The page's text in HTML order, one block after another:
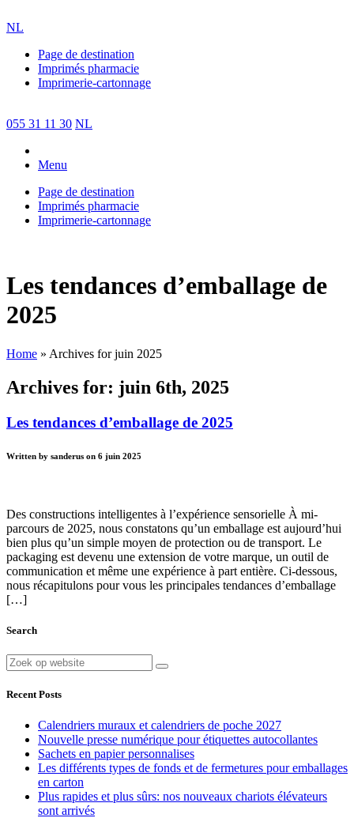
NL
Page de destination
Imprimés pharmacie
Imprimerie-cartonnage
055 31 11 30 NL
Menu
Page de destination
Imprimés pharmacie
Imprimerie-cartonnage
Les tendances d’emballage de
2025
Home » Archives for juin 2025
Archives for: juin 6th, 2025
Les tendances d’emballage de 2025
Written by sanderus on 6 juin 2025
Des constructions intelligentes à l’expérience sensorielle À mi-
parcours de 2025, nous constatons qu’un emballage est aujourd’hui
bien plus qu’un simple moyen de protection ou de transport. Le
packaging est devenu une extension de votre marque, un outil de
communication et même une expérience à part entière. Ci-dessous,
nous récapitulons pour vous les principales tendances d’emballage
[…]
Search
Recent Posts
Calendriers muraux et calendriers de poche 2027
Nouvelle presse numérique pour étiquettes autocollantes
Sachets en papier personnalises
Les différents types de fonds et de fermetures pour emballages
en carton
Plus rapides et plus sûrs: nos nouveaux chariots élévateurs
sont arrivés